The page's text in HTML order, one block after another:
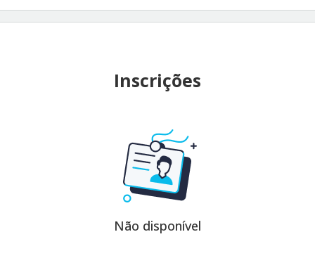
Inscrições
Não disponível